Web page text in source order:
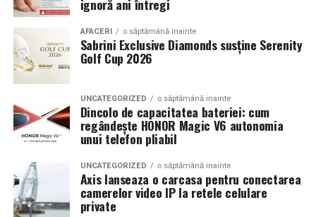
Echilibrul dintre estetica si utilizare reala
Un aspect specific evenimentelor auto din Cluj este
prezenta multor masini care nu sunt doar proiecte de
show, ci si vehicule utilizate zilnic. Proprietarii acestora
cauta solutii care sa le permita sa participe la
evenimente fara a sacrifica complet confortul sau
siguranta pe drumurile publice.
In acest context, anvelopele alese trebuie sa ofere un
echilibru intre aspect si functionalitate. Multi pasionati
opteaza pentru anvelope care arata bine la show, dar
ignoră ani întregi
AFACERI o săptămână inainte
Sabrini Exclusive Diamonds susține Serenity
Golf Cup 2026
UNCATEGORIZED o săptămână inainte
Dincolo de capacitatea bateriei: cum
regândește HONOR Magic V6 autonomia
unui telefon pliabil
UNCATEGORIZED o săptămână inainte
Axis lanseaza o carcasa pentru conectarea
camerelor video IP la retele celulare
private